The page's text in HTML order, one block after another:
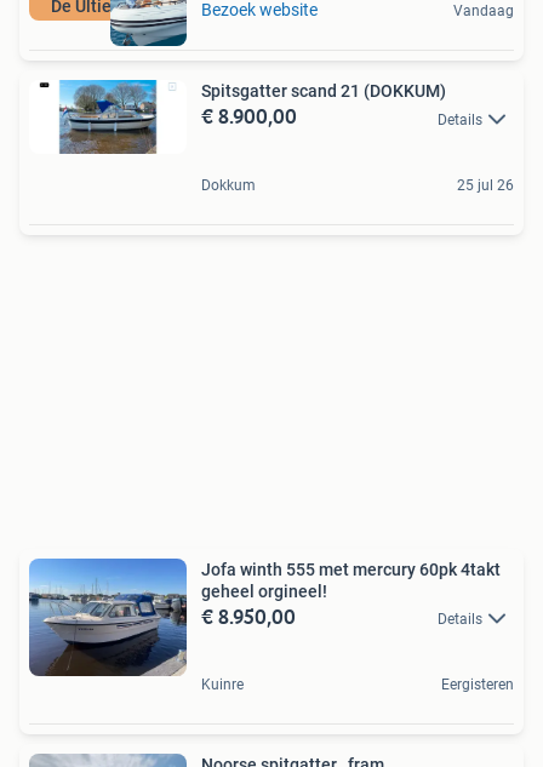
De Ultieme Rib Bezoek website Vandaag
Spitsgatter scand 21 (DOKKUM)
€ 8.900,00 Details
Dokkum 25 jul 26
Jofa winth 555 met mercury 60pk 4takt
geheel orgineel!
€ 8.950,00 Details
Kuinre Eergisteren